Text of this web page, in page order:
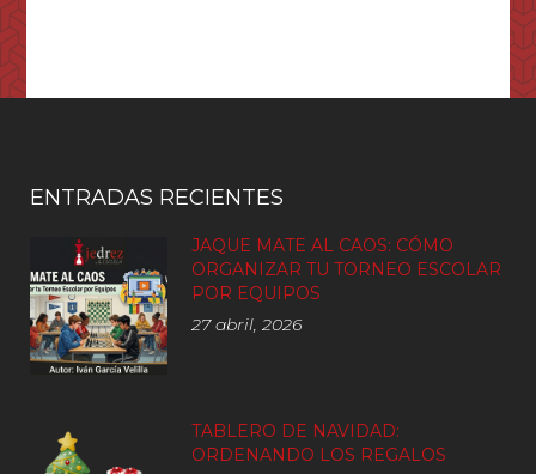
ENTRADAS RECIENTES
JAQUE MATE AL CAOS: CÓMO
ORGANIZAR TU TORNEO ESCOLAR
POR EQUIPOS
27 abril, 2026
TABLERO DE NAVIDAD:
ORDENANDO LOS REGALOS